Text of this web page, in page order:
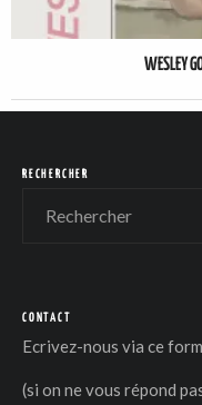
WESLEY
RECHERCHER
CONTACT
Ecrivez-nous via ce
(si on ne vous répond